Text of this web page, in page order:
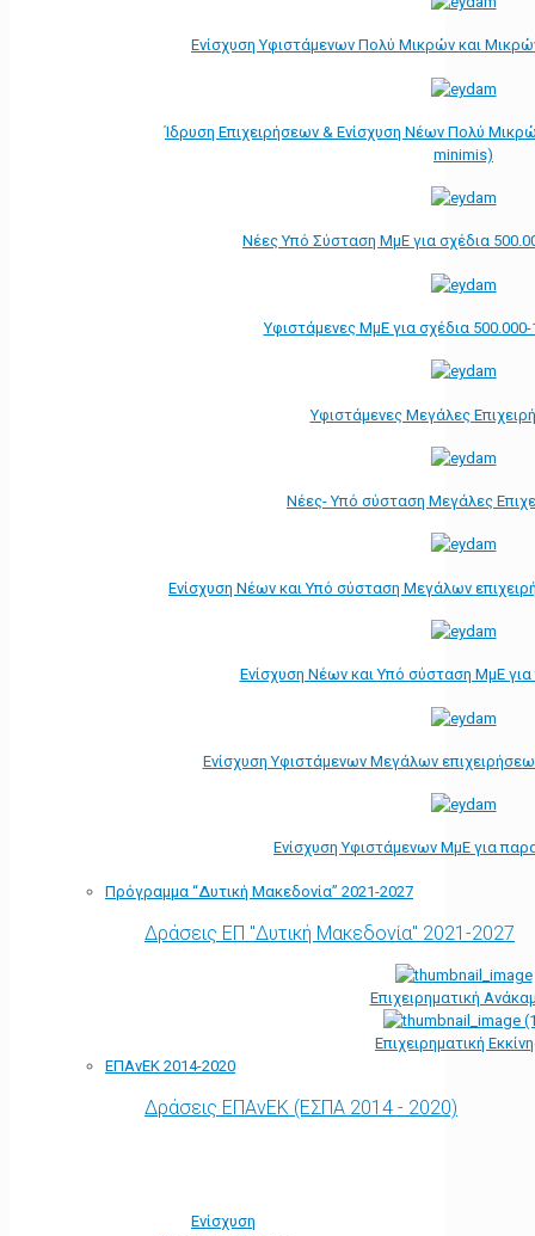
Ενίσχυση Υφιστάμενων Πολύ Μικρών και
Ίδρυση Επιχειρήσεων & Ενίσχυση Νέων Πολύ
minimis)
Νέες Υπό Σύσταση ΜμΕ για σχέδια
Υφιστάμενες ΜμΕ για σχέδια
Υφιστάμενες Μεγάλες
Νέες- Υπό σύσταση Μεγάλες
Ενίσχυση Νέων και Υπό σύσταση Μεγάλων
Ενίσχυση Νέων και Υπό σύσταση ΜμΕ
Ενίσχυση Υφιστάμενων Μεγάλων
Ενίσχυση Υφιστάμενων ΜμΕ για
Πρόγραμμα “Δυτική Μακεδονία” 2021-2027
Δράσεις ΕΠ "Δυτική Μακεδονία" 2021-2027
Επιχειρηματική
Επιχειρηματική
ΕΠΑνΕΚ 2014-2020
Δράσεις ΕΠΑνΕΚ (ΕΣΠΑ 2014 - 2020)
Ενίσχυση